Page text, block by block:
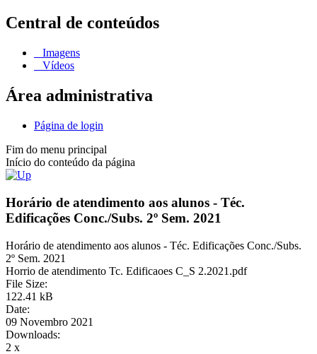
Central de conteúdos
Imagens
Vídeos
Área administrativa
Página de login
Fim do menu principal
Início do conteúdo da página
Horário de atendimento aos alunos - Téc.
Edificações Conc./Subs. 2º Sem. 2021
Horário de atendimento aos alunos - Téc. Edificações Conc./Subs.
2º Sem. 2021
Horrio de atendimento Tc. Edificaoes C_S 2.2021.pdf
File Size:
122.41 kB
Date:
09 Novembro 2021
Downloads:
2 x